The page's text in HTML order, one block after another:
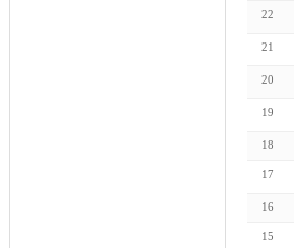
22
21
20
19
18
17
16
15